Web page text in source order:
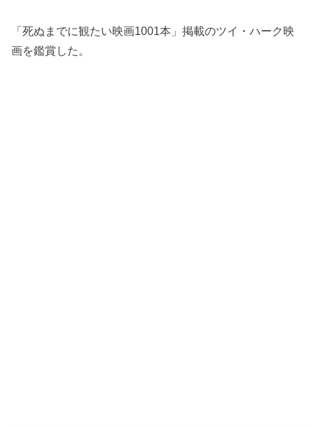
「死ぬまでに観たい映画1001本」掲載のツイ・ハーク映
画を鑑賞した。